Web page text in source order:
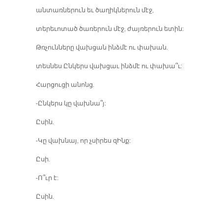
անտառներուն եւ ծաղիկներուն մէջ,
տերեւոտած ծառերուն մէջ, ժայռերուն ետին:
Թռչունները վախցան ինձմէ ու փախան.
տեսնես Ընկերս վախցաւ ինձմէ ու փախա՞ւ:
Հարցուցի անոնց.
-Ընկերս կը վախնա՞յ:
Ըսին.
-Կը վախնայ, որ չսիրես զԻնք:
Ըսի.
-Ո՞ւր է:
Ըսին.